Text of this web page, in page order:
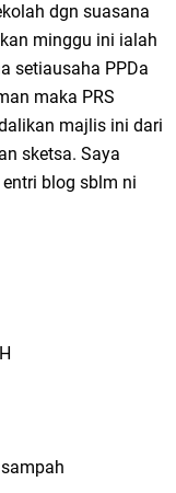
dgn suasana
minggu ini ialah
setiausaha PPDa
maka PRS
majlis ini dari
sketsa. Saya
blog sblm ni